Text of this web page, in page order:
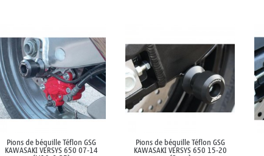
Pions de béquille Téflon GSG
KAWASAKI VERSYS 650 07-14
Pions de béquille Téflon GSG
KAWASAKI VERSYS 650 15-20